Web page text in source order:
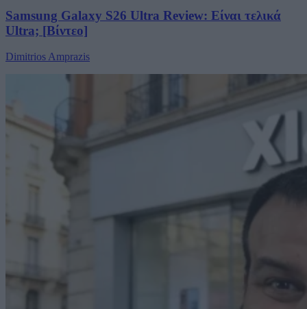
Samsung Galaxy S26 Ultra Review: Είναι τελικά
Ultra; [Βίντεο]
Dimitrios Amprazis